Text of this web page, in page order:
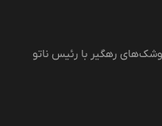
رهگیر با رئیس ناتو